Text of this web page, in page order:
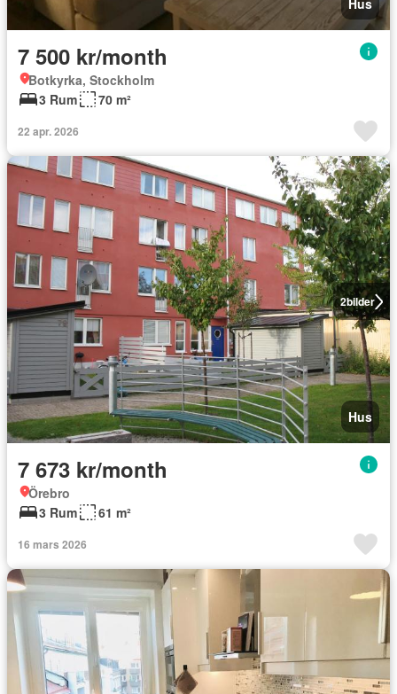
Hus
7 500 kr/month
Botkyrka, Stockholm
3 Rum
70 m²
22 apr. 2026
2bilder
Hus
7 673 kr/month
Örebro
3 Rum
61 m²
16 mars 2026